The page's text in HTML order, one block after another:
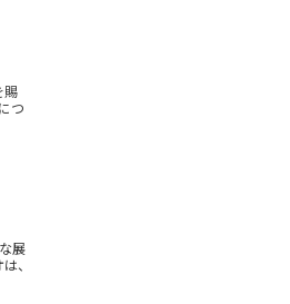
賜
つ
展
、